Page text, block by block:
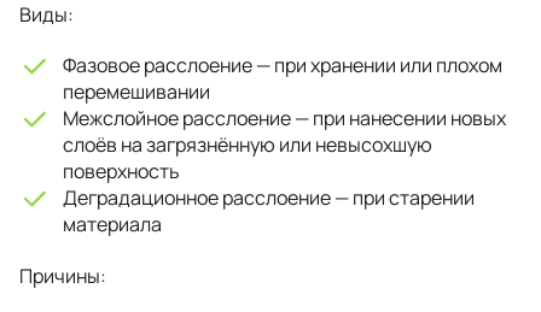
Виды:
Фазовое расслоение — при хранении или плохом
перемешивании
Межслойное расслоение — при нанесении новых
слоёв на загрязнённую или невысохшую
поверхность
Деградационное расслоение — при старении
материала
Причины: